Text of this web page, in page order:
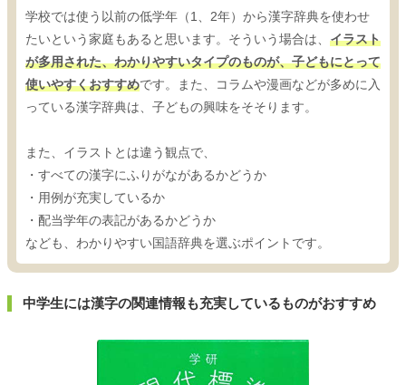
学校では使う以前の低学年（1、2年）から漢字辞典を使わせ
たいという家庭もあると思います。そういう場合は、 イラスト
が多用された、わかりやすいタイプのものが、子どもにとって
使いやすくおすすめです。また、コラムや漫画などが多めに入
っている漢字辞典は、子どもの興味をそそります。
また、イラストとは違う観点で、
・すべての漢字にふりがながあるかどうか
・用例が充実しているか
・配当学年の表記があるかどうか
なども、わかりやすい国語辞典を選ぶポイントです。
中学生には漢字の関連情報も充実しているものがおすすめ